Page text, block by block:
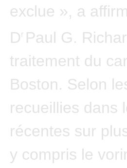
exclue », a
Dr Paul G.
traitement du
Boston. Selon
recueillies dans
récentes sur
y compris le